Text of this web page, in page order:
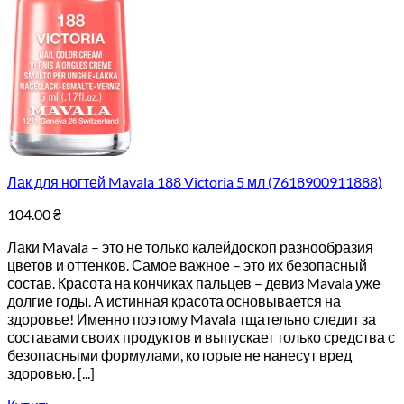
Лак для ногтей Mavala 188 Victoria 5 мл (7618900911888)
104.00₴
Лаки Mavala – это не только калейдоскоп разнообразия
цветов и оттенков. Самое важное – это их безопасный
состав. Красота на кончиках пальцев – девиз Mavala уже
долгие годы. А истинная красота основывается на
здоровье! Именно поэтому Mavala тщательно следит за
составами своих продуктов и выпускает только средства с
безопасными формулами, которые не нанесут вред
здоровью. [...]